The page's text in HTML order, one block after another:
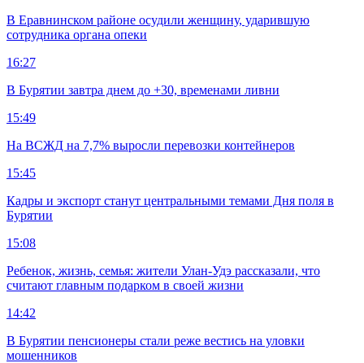
В Еравнинском районе осудили женщину, ударившую
сотрудника органа опеки
16:27
В Бурятии завтра днем до +30, временами ливни
15:49
На ВСЖД на 7,7% выросли перевозки контейнеров
15:45
Кадры и экспорт станут центральными темами Дня поля в
Бурятии
15:08
Ребенок, жизнь, семья: жители Улан-Удэ рассказали, что
считают главным подарком в своей жизни
14:42
В Бурятии пенсионеры стали реже вестись на уловки
мошенников